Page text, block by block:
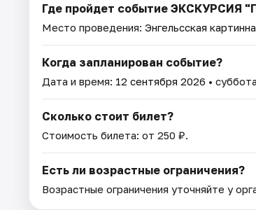
Где пройдет событие ЭКСКУРСИЯ
Место проведения: Энгельсская
Когда запланирован событие?
Дата и время: 12 сентября 2026 •
Сколько стоит билет?
Стоимость билета: от 250 ₽.
Есть ли возрастные ограничения?
Возрастные ограничения уточняйте у